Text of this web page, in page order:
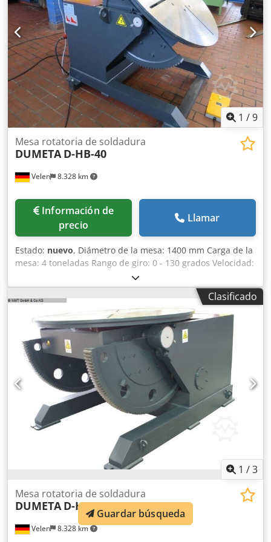
1 /9
Velen 8.328 km
Mesa rotatoria de soldadura
DUMETA D-HB-40
Información de
precio
Llamar
Estado: nuevo, Diámetro de la mesa: 1400 mm Carga de la
mesa: 4 toneladas Rango de giro: 0 - 130 grados Velocidad:
0,05 - 0,5 RPM Par de torsión: 8000 Nm Potencia del motor:
1,1 / 1,5 kW Corriente de soldadura: 700 amperios • Caja
de cambios autoblocante, por lo que no hay movimiento
de avance ni retroceso en caso de carga excéntrica. •
Componentes electrónicos de Schneider, Siemens y Delta.
• Velocidad continua regulada por frecuencia de la mesa
giratoria. • Alta estabilidad gracias a la construcción
robusta. • Transmisión de la corriente de soldadura.
Dcedpfefv Ax Rjx Am Ajk • Certificado CE. • Excelente
relación calidad-precio. • La serie D-HBE se suministra
como versión estándar con un mando a distancia por cable
y con un interruptor de pedal. No se incluyen imágenes
originales. Sin embargo, el diseño es idéntico.
Clasificado
1 /3
Velen 8.328 km
Mesa rotatoria de soldadura
DUMETA D-HB-50
Guardar búsqueda